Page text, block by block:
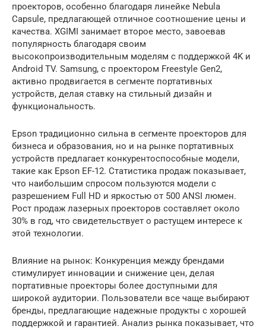
проекторов, особенно благодаря линейке Nebula
Capsule, предлагающей отличное соотношение цены и
качества. XGIMI занимает второе место, завоевав
популярность благодаря своим
высокопроизводительным моделям с поддержкой 4K и
Android TV. Samsung, с проектором Freestyle Gen2,
активно продвигается в сегменте портативных
устройств, делая ставку на стильный дизайн и
функциональность.
Epson традиционно сильна в сегменте проекторов для
бизнеса и образования, но и на рынке портативных
устройств предлагает конкурентоспособные модели,
такие как Epson EF-12. Статистика продаж показывает,
что наибольшим спросом пользуются модели с
разрешением Full HD и яркостью от 500 ANSI люмен.
Рост продаж лазерных проекторов составляет около
30% в год, что свидетельствует о растущем интересе к
этой технологии.
Влияние на рынок: Конкуренция между брендами
стимулирует инновации и снижение цен, делая
портативные проекторы более доступными для
широкой аудитории. Пользователи все чаще выбирают
бренды, предлагающие надежные продукты с хорошей
поддержкой и гарантией. Анализ рынка показывает, что